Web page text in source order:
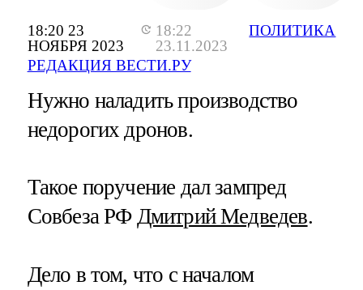
18:20 23
НОЯБРЯ 2023
18:22
23.11.2023
РЕДАКЦИЯ ВЕСТИ.РУ
ПОЛИТИКА
Нужно наладить производство
недорогих дронов.
Такое поручение дал зампред
Совбеза РФ Дмитрий Медведев.
Дело в том, что с началом